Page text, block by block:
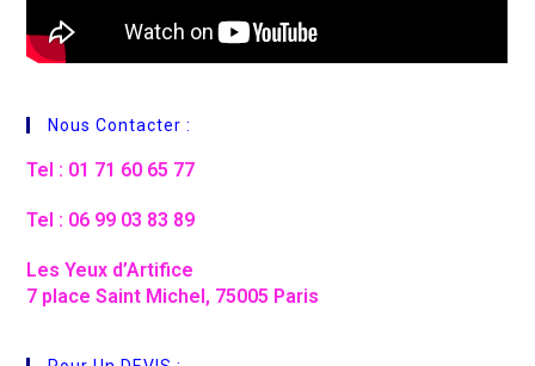
Nous Contacter :
Tel : 01 71 60 65 77
Tel : 06 99 03 83 89
Les Yeux d’Artifice
7 place Saint Michel, 75005 Paris